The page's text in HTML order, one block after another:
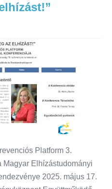
Platform 3.
Magyar Elhízástudományi
2025. május 17.